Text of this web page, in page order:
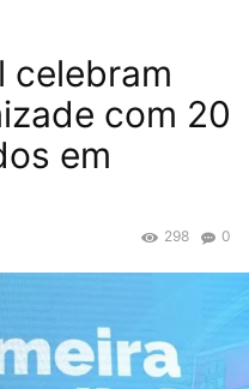
celebram
com 20
em
0
298